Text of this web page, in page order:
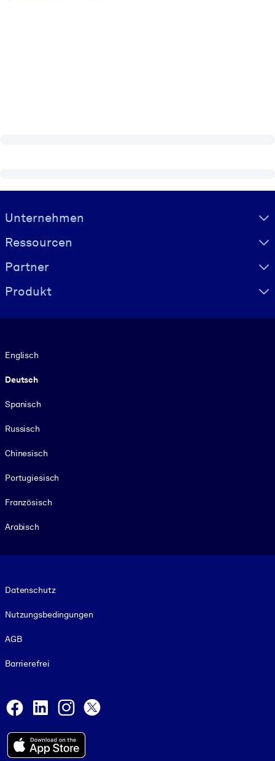
Visually hidden Text
Unternehmen
Ressourcen
Partner
Produkt
Englisch
Deutsch
Spanisch
Russisch
Chinesisch
Portugiesisch
Französisch
Arabisch
Datenschutz
Nutzungsbedingungen
AGB
Barrierefrei
Facebook
LinkedInInstagram